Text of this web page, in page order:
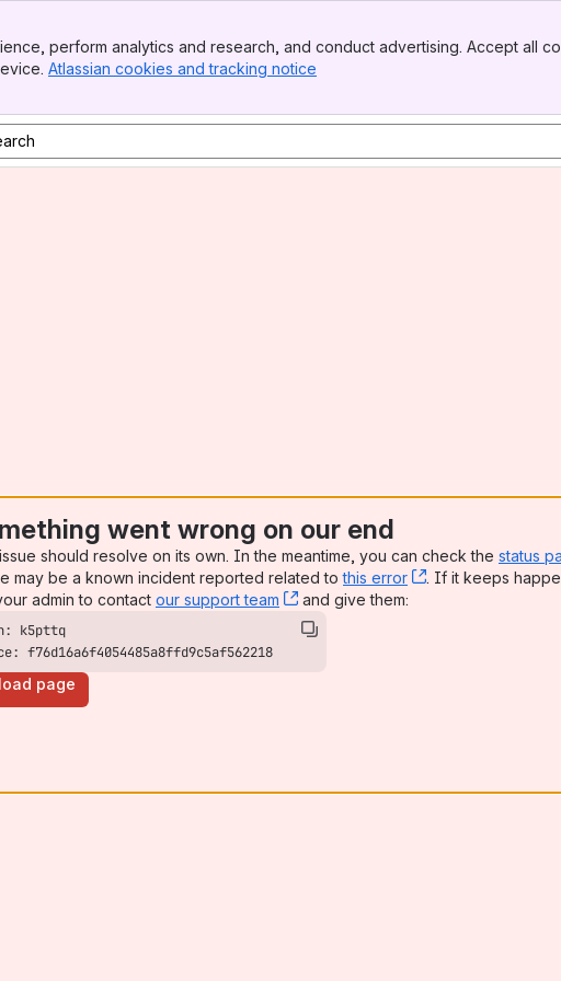
perform analytics and research, and conduct advertising. Accept all
Atlassian cookies and tracking notice
went wrong on our end
should resolve on its own. In the meantime, you can check the status
may be a known incident reported related tothis error , (opens new
. If it keeps
admin to contact our support team , (opens new window)
and give them:
f76d16a6f4054485a8ffd9c5af562218
page